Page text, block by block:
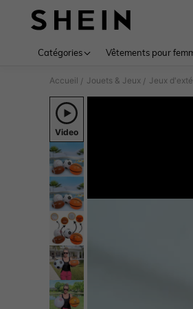
Catégories Vêtements pour
Accueil / Jouets & Jeux / Jeux
Video